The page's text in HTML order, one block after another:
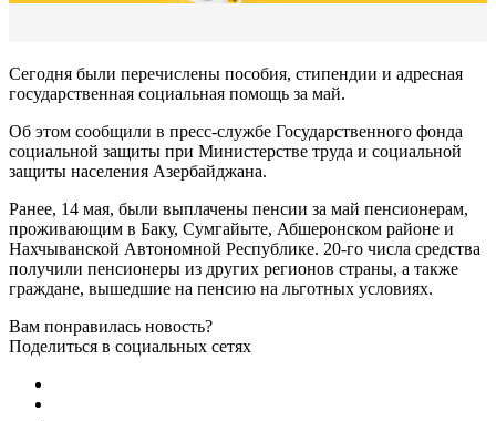
Сегодня были перечислены пособия, стипендии и адресная
государственная социальная помощь за май.
Об этом сообщили в пресс-службе Государственного фонда
социальной защиты при Министерстве труда и социальной
защиты населения Азербайджана.
Ранее, 14 мая, были выплачены пенсии за май пенсионерам,
проживающим в Баку, Сумгайыте, Абшеронском районе и
Нахчыванской Автономной Республике. 20-го числа средства
получили пенсионеры из других регионов страны, а также
граждане, вышедшие на пенсию на льготных условиях.
Вам понравилась новость?
Поделиться в социальных сетях